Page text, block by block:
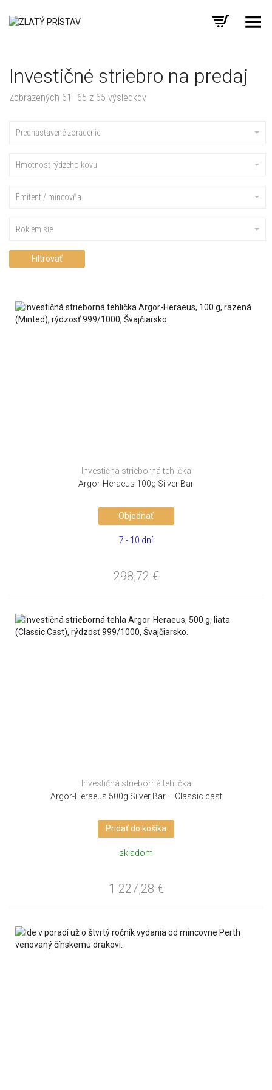
Prepnúť menu
Investičné striebro na predaj
Zobrazených 61–65 z 65 výsledkov
Prednastavené zoradenie
Hmotnosť rýdzeho kovu
Emitent / mincovňa
Rok emisie
Filtrovať
Investičná strieborná tehlička
Argor-Heraeus 100g Silver Bar
Objednať
7 - 10 dní
298,72 €
Investičná strieborná tehlička
Argor-Heraeus 500g Silver Bar – Classic cast
Pridať do košíka
skladom
1 227,28 €